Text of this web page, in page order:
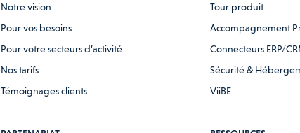
Notre vision
Pour vos besoins
Pour votre secteurs d’activité
Nos tarifs
Témoignages clients
Tour produit
Accompagnement
Connecteurs ERP/
Sécurité &
ViiBE